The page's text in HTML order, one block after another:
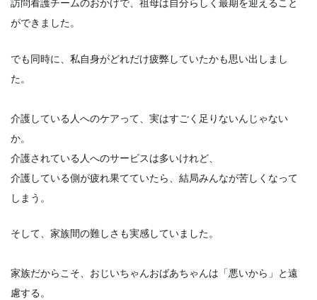
訪問看護チームのおかげで、祖母は自分らしく最期を迎えること
ができました。
でも同時に、私自身がどれだけ疲弊していたかも思い出しまし
た。
介護している人へのケアって、実はすごく足りないんじゃない
か。
介護されている人へのサービスは多いけれど、
介護している側が疲れ果てていたら、結局みんなが苦しくなって
しまう。
そして、家族間の難しさも実感していました。
家族だからこそ、おじいちゃんおばあちゃんは「悪いから」と遠
慮する。